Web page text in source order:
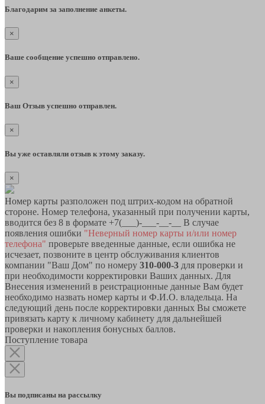
Благодарим за заполнение анкеты.
×
Ваше сообщение успешно отправлено.
×
Ваш Отзыв успешно отправлен.
×
Вы уже оставляли отзыв к этому заказу.
×
Номер карты разположен под штрих-кодом на обратной
стороне. Номер телефона, указанный при получении карты,
вводится без 8 в формате +7(___)-___-__-__ В случае
появления ошибки "Неверный номер карты и/или номер
телефона" проверьте введенные данные, если ошибка не
исчезает, позвоните в центр обслуживания клиентов
компании "Ваш Дом" по номеру 310-000-3 для проверки и
при необходимости корректировки Ваших данных. Для
Внесения изменений в реистрационные данные Вам будет
необходимо назвать номер карты и Ф.И.О. владельца. На
следующий день после корректировки данных Вы сможете
привязать карту к личному кабинету для дальнейшей
проверки и накопления бонусных баллов.
Поступление товара
Вы подписаны на рассылку